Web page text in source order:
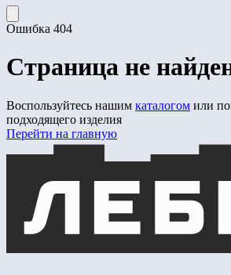
Ошибка 404
Страница не
Воспользуйтесь нашим каталогом или
подходящего изделия
Перейти на главную